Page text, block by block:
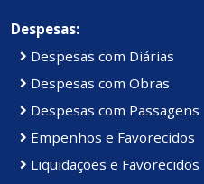
Despesas:
Despesas com Diárias
Despesas com Obras
Despesas com Passagens
Empenhos e Favorecidos
Liquidações e Favorecidos